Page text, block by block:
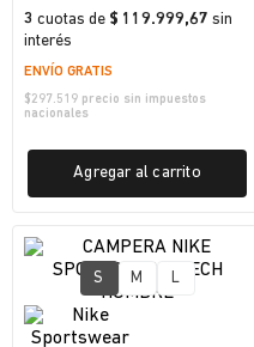
3 cuotas de $ 119.999,67 sin
interés
ENVÍO GRATIS
$297.519 precio sin impuestos
nacionales
Agregar al carrito
S M L